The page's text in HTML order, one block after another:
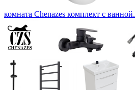
комната Chenazes комплект с ванной.